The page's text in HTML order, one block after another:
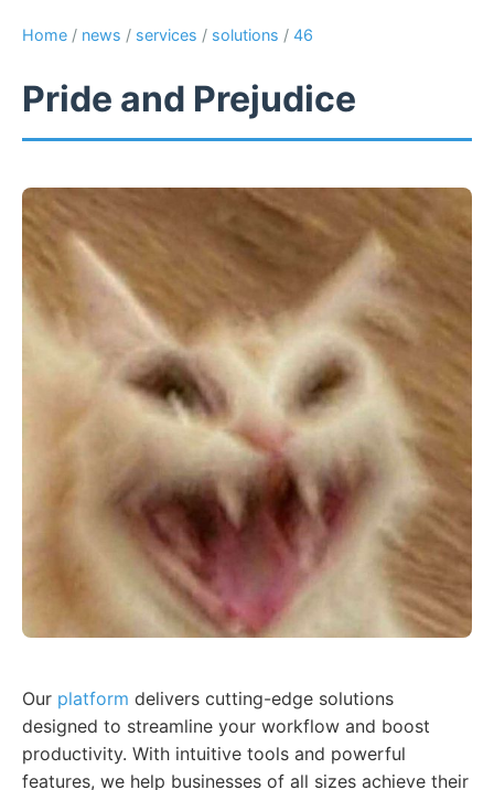
Home / news / services / solutions / 46
Pride and Prejudice
Our platform delivers cutting-edge solutions
designed to streamline your workflow and boost
productivity. With intuitive tools and powerful
features, we help businesses of all sizes achieve their